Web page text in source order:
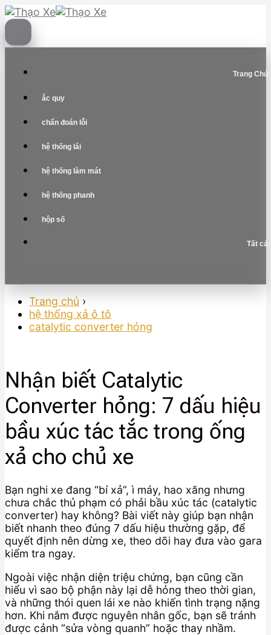
Skip
to
content
Trang Chủ
ắc quy
chẩn đoán lỗi
hệ thống lái
hệ thống làm mát
hệ thống phanh
hộp số
Tất cả
Trang chủ ›
hệ thống xả ô tô
catalytic converter hỏng
Nhận biết Catalytic
Converter hỏng: 7 dấu hiệu
bầu xúc tác tắc trong ống
xả cho chủ xe
Bạn nghi xe đang “bí xả”, ì máy, hao xăng nhưng
chưa chắc thủ phạm có phải bầu xúc tác (catalytic
converter) hay không? Bài viết này giúp bạn nhận
biết nhanh theo đúng 7 dấu hiệu thường gặp, để
quyết định nên dừng xe, theo dõi hay đưa vào gara
kiểm tra ngay.
Ngoài việc nhận diện triệu chứng, bạn cũng cần
hiểu vì sao bộ phận này lại dễ hỏng theo thời gian,
và những thói quen lái xe nào khiến tình trạng nặng
hơn. Khi nắm được nguyên nhân gốc, bạn sẽ tránh
được cảnh “sửa vòng quanh” hoặc thay nhầm.